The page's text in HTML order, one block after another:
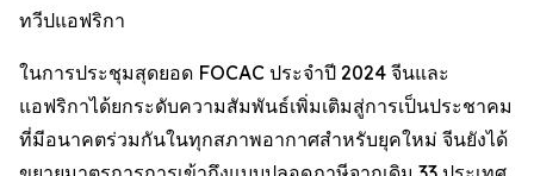
ทวีปแอฟริกา
ในการประชุมสุดยอด FOCAC ประจำปี 2024 จีนและ
แอฟริกาได้ยกระดับความสัมพันธ์เพิ่มเติมสู่การเป็นประชาคม
ที่มีอนาคตร่วมกันในทุกสภาพอากาศสำหรับยุคใหม่ จีนยังได้